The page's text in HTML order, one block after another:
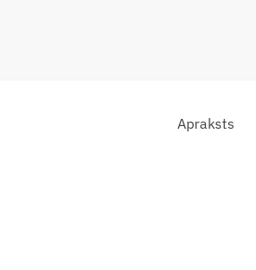
Apraksts